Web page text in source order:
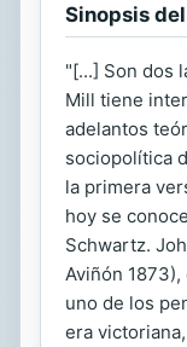
Sinopsis
"[...] Son dos
Mill tiene
adelantos
sociopolítica
la primera
hoy se
Schwartz.
Aviñón
uno de los
era